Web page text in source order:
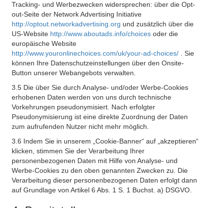
Tracking- und Werbezwecken widersprechen: über die Opt-
out-Seite der Network Advertising Initiative
http://optout.networkadvertising.org und zusätzlich über die
US-Website http://www.aboutads.info/choices oder die
europäische Website
http://www.youronlinechoices.com/uk/your-ad-choices/
. Sie
können Ihre Datenschutzeinstellungen über den Onsite-
Button unserer Webangebots verwalten.
3.5 Die über Sie durch Analyse- und/oder Werbe-Cookies
erhobenen Daten werden von uns durch technische
Vorkehrungen pseudonymisiert. Nach erfolgter
Pseudonymisierung ist eine direkte Zuordnung der Daten
zum aufrufenden Nutzer nicht mehr möglich.
3.6 Indem Sie in unserem „Cookie-Banner“ auf „akzeptieren“
klicken, stimmen Sie der Verarbeitung Ihrer
personenbezogenen Daten mit Hilfe von Analyse- und
Werbe-Cookies zu den oben genannten Zwecken zu. Die
Verarbeitung dieser personenbezogenen Daten erfolgt dann
auf Grundlage von Artikel 6 Abs. 1 S. 1 Buchst. a) DSGVO.